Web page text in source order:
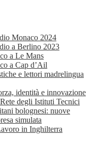
Monaco 2024
a Berlino 2023
a Le Mans
a Cap d’Ail
e lettori madrelingua
identità e innovazione
degli Istituti Tecnici
bolognesi: nuove
simulata
in Inghilterra